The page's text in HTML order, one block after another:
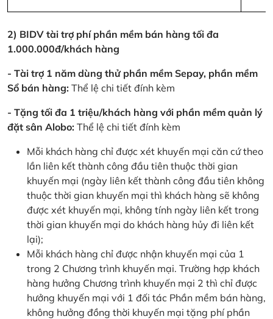
2) BIDV tài trợ phí phần mềm bán hàng tối đa
1.000.000đ/khách hàng
- Tài trợ 1 năm dùng thử phần mềm Sepay, phần mềm
Sổ bán hàng: Thể lệ chi tiết đính kèm
- Tặng tối đa 1 triệu/khách hàng với phần mềm quản lý
đặt sân Alobo: Thể lệ chi tiết đính kèm
Mỗi khách hàng chỉ được xét khuyến mại căn cứ theo
lần liên kết thành công đầu tiên thuộc thời gian
khuyến mại (ngày liên kết thành công đầu tiên không
thuộc thời gian khuyến mại thì khách hàng sẽ không
được xét khuyến mại, không tính ngày liên kết trong
thời gian khuyến mại do khách hàng hủy đi liên kết
lại);
Mỗi khách hàng chỉ được nhận khuyến mại của 1
trong 2 Chương trình khuyến mại. Trường hợp khách
hàng hưởng Chương trình khuyến mại 2 thì chỉ được
hưởng khuyến mại với 1 đối tác Phần mềm bán hàng,
không hưởng đồng thời khuyến mại tặng phí phần